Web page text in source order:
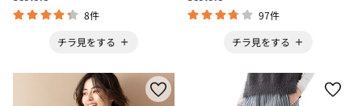
8件
チラ見をする
97件
チラ見をする